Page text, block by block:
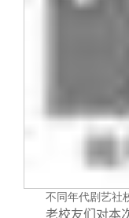
不同年代剧艺社
老校友们对本